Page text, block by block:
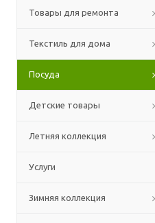
Товары для ремонта
Текстиль для дома
Посуда
Детские товары
Летняя коллекция
Услуги
Зимняя коллекция